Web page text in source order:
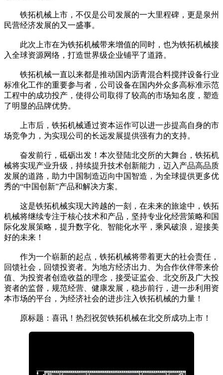
铁拓机械上市，不仅是公司发展的一大里程碑，更是泉州
民营经济发展的又一盛事。
此次上市在为铁拓机械带来增值的同时，也为铁拓机械接
入全球资源网络，打造世界级企业铺平了道路。
铁拓机械一直以来都是推动国内沥青混合料搅拌设备行业
标准化工作的重要参与者，公司设备在国内外众多高标准示范
工程中的成功投产，使得公司取得了较高的市场知名度，塑造
了明显的品牌优势。
上市后，铁拓机械通过资本运作可以进一步提高自身的市
场竞争力，为实现公司的长远发展提供强有力的支持。
奋发前行，砥砺出发！本次登陆北交所的大舞台，铁拓机
械将实现产业升级，持续提升技术创新能力，迈入产品高品质
发展的道路，助力中国制造迈向中国智造，为全球提供更多优
秀的“中国创新”产品和解决方案。
这是铁拓机械实现大跨越的一刻，在未来的旅途中，铁拓
机械将继续专注于核心技术和产品，坚持专业化经营策略和国
际化发展策略，提升数字化、智能化水平，乘风破浪，迎接美
好的未来！
作为一个崭新的起点，铁拓机械将带着更大的社会责任，
回馈社会，回馈投资者。为地方经济出力、为合作伙伴带来价
值、为投资者创造收益的理念，接受证监会、北交所及广大投
资者的监督，规范经营、健康发展，稳步前行，进一步利用资
本市场的平台，为经济社会的进步注入铁拓机械的力量！
原标题：喜讯！热烈祝贺铁拓机械在北交所成功上市！